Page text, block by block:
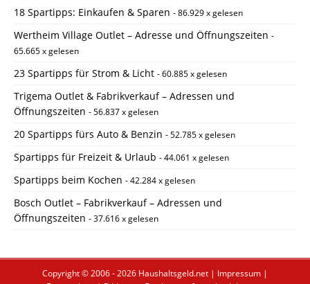
18 Spartipps: Einkaufen & Sparen - 86.929 x gelesen
Wertheim Village Outlet – Adresse und Öffnungszeiten -
65.665 x gelesen
23 Spartipps für Strom & Licht - 60.885 x gelesen
Trigema Outlet & Fabrikverkauf – Adressen und
Öffnungszeiten - 56.837 x gelesen
20 Spartipps fürs Auto & Benzin - 52.785 x gelesen
Spartipps für Freizeit & Urlaub - 44.061 x gelesen
Spartipps beim Kochen - 42.284 x gelesen
Bosch Outlet – Fabrikverkauf – Adressen und
Öffnungszeiten - 37.616 x gelesen
Copyright © 2006 - 2026 Haushaltsgeld.net | Impressum |